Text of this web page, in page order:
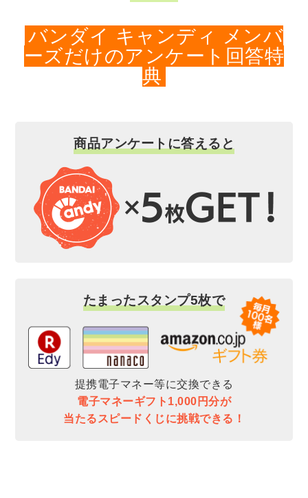
バンダイ キャンディ メンバ
ーズだけのアンケート回答特
典
商品アンケートに答えると
たまったスタンプ5枚で
提携電子マネー等に交換できる
電子マネーギフト1,000円分が
当たるスピードくじに挑戦できる！